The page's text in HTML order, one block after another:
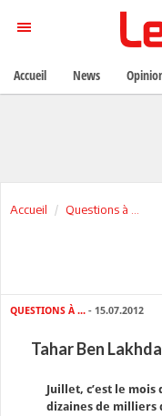
Accueil Questions à ...
QUESTIONS À ... - 15.07.2012
Tahar Ben
Juillet, c’est le
dizaines de milliers
Accueil News